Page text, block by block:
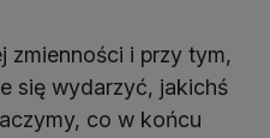
expose
zmienności i przy tym,
się wydarzyć, jakichś
co w końcu